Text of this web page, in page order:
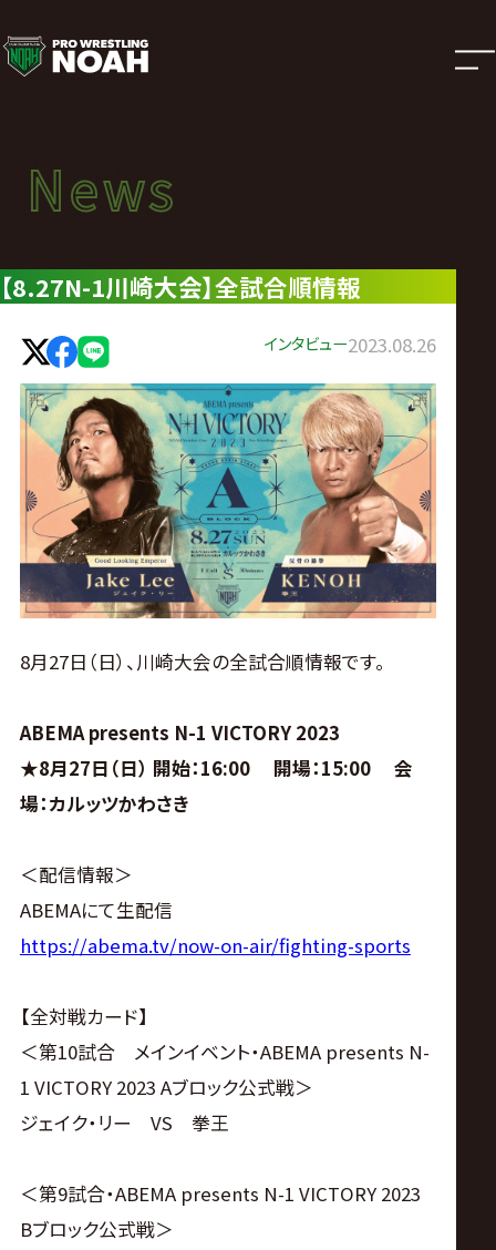
ニ
ュ
ー
ス
|
プ
ロ
レ
ス
リ
ン
ノ
ア
公
式
サ
イ
ト
News
ニュース
News
【8.27N-1川崎大会】全試合順情報
インタビュー2023.08.26
8月27日（日）、川崎大会の全試合順情報です。
ABEMA presents N-1 VICTORY 2023
★8月27日（日） 開始：16:00 開場：15:00 会
場：カルッツかわさき
＜配信情報＞
ABEMAにて生配信
https://abema.tv/now-on-air/fighting-sports
【全対戦カード】
＜第10試合 メインイベント・ABEMA presents N-
1 VICTORY 2023 Aブロック公式戦＞
ジェイク・リー VS 拳王
＜第9試合・ABEMA presents N-1 VICTORY 2023
Bブロック公式戦＞